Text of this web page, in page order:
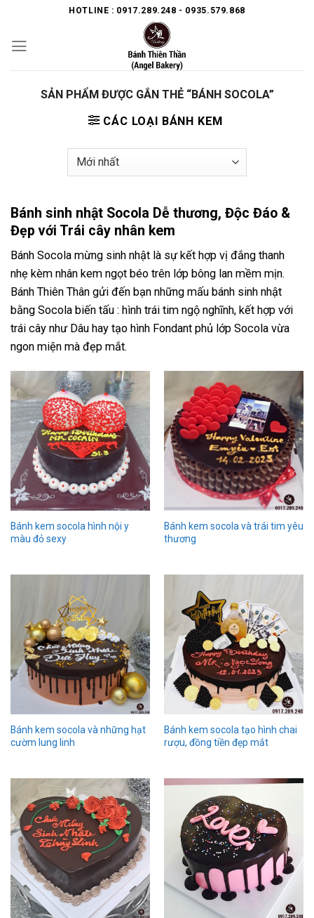
content
HOTLINE : 0917.289.248 - 0935.579.868
SẢN PHẨM ĐƯỢC GẮN THẺ “BÁNH SOCOLA”
CÁC LOẠI BÁNH KEM
Bánh sinh nhật Socola Dễ thương, Độc Đáo &
Đẹp với Trái cây nhân kem
Bánh Socola mừng sinh nhật là sự kết hợp vị đắng thanh
nhẹ kèm nhân kem ngọt béo trên lớp bông lan mềm mịn.
Bánh Thiên Thân gửi đến bạn những mấu bánh sinh nhật
bằng Socola biến tấu : hình trái tim ngộ nghĩnh, kết hợp với
trái cây như Dâu hay tạo hình Fondant phủ lớp Socola vừa
ngon miện mà đẹp mắt.
Bánh kem socola hình nội y
màu đỏ sexy
Bánh kem socola và trái tim yêu
thương
Bánh kem socola và những hạt
cườm lung linh
Bánh kem socola tạo hình chai
rượu, đồng tiền đẹp mắt